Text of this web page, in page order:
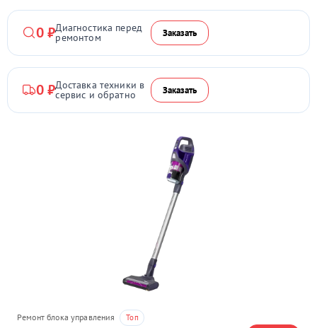
0 ₽Диагностика перед
ремонтом Заказать
0 ₽Доставка техники в
сервис и обратно Заказать
Ремонт блока управления